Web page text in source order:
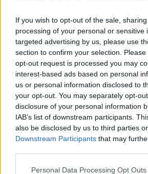
If you wish to opt-out of the sale,
processing of your personal or sensitive
targeted advertising by us, please use
section to confirm your selection.
opt-out request is processed you may
interest-based ads based on personal
us or personal information disclosed to
your opt-out. You may separately opt-
disclosure of your personal information
IAB’s list of downstream participants.
also be disclosed by us to third parties
Downstream Participants that may
Please note that this website/app uses
Personal Data Processing Opt Outs
δέχθηκε τουλάχιστον 25
θώρακα. Ο μητροκτόνος
μαχαίρι με λάμα 10 εκ., το οποίο
ξεφορτώθηκε σε κάδο
ΑΣΕΠ: Πιστοποίηση
μόνο 2 ημέρες στα χέρια